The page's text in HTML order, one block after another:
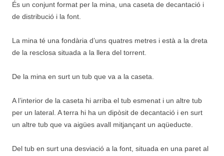
És un conjunt format per la mina, una caseta de decantació i
de distribució i la font.
La mina té una fondària d’uns quatres metres i està a la dreta
de la resclosa situada a la llera del torrent.
De la mina en surt un tub que va a la caseta.
A l’interior de la caseta hi arriba el tub esmenat i un altre tub
per un lateral. A terra hi ha un dipòsit de decantació i en surt
un altre tub que va aigües avall mitjançant un aqüeducte.
Del tub en surt una desviació a la font, situada en una paret al